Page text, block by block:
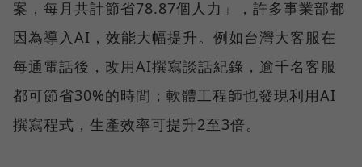
案，每月共計節省78.87個人力」，許多事業部都
因為導入AI，效能大幅提升。例如台灣大客服在
每通電話後，改用AI撰寫談話紀錄，逾千名客服
都可節省30%的時間；軟體工程師也發現利用AI
撰寫程式，生產效率可提升2至3倍。